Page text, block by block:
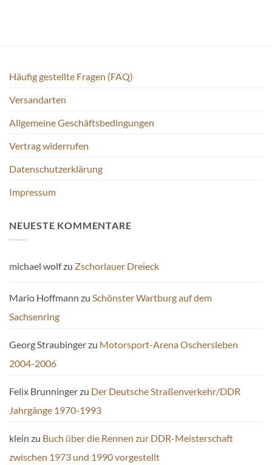
werden
Häufig gestellte Fragen (FAQ)
Versandarten
Allgemeine Geschäftsbedingungen
Vertrag widerrufen
Datenschutzerklärung
Impressum
NEUESTE KOMMENTARE
michael wolfzu Zschorlauer Dreieck
Mario Hoffmann zu Schönster Wartburg auf dem
Sachsenring
Georg Straubingerzu Motorsport-Arena Oschersleben
2004-2006
Felix Brunningerzu Der Deutsche Straßenverkehr/DDR
Jahrgänge 1970-1993
klein zu Buch über die Rennen zur DDR-Meisterschaft
zwischen 1973 und 1990 vorgestellt